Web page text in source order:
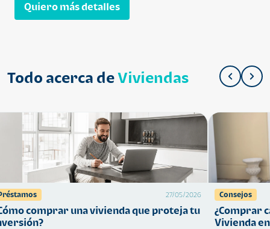
Quiero más detalles
Todo acerca deViviendas
27/05/2026
comprar una vivienda que proteja tu
Consejos
¿Comprar
Vivienda